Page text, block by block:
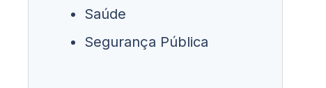
Saúde
Segurança Pública